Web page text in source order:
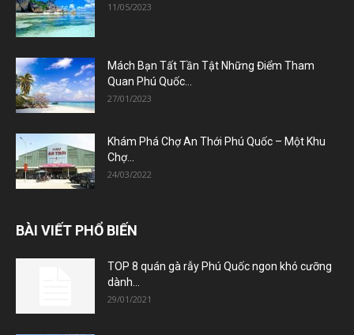
11/05/2023
Mách Bạn Tất Tần Tật Những Điểm Tham
Quan Phú Quốc...
27/01/2023
Khám Phá Chợ An Thới Phú Quốc – Một Khu
Chợ...
24/03/2022
BÀI VIẾT PHỔ BIẾN
TOP 8 quán gà rẫy Phú Quốc ngon khó cưỡng
dành...
29/01/2021